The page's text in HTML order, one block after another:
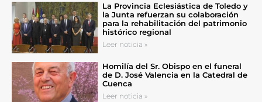
La Provincia Eclesiástica de Toledo y
la Junta refuerzan su colaboración
para la rehabilitación del patrimonio
histórico regional
Leer noticia »
Homilía del Sr. Obispo en el funeral
de D. José Valencia en la Catedral de
Cuenca
Leer noticia »